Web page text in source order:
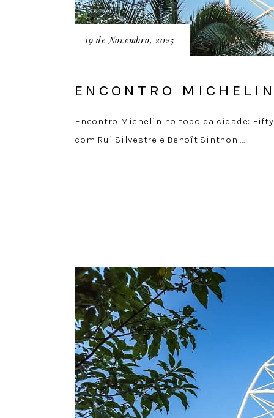
19 de Novembro, 2025
ENCONTRO
Encontro Michelin no topo da cidade:
com Rui Silvestre e Benoît Sinthon